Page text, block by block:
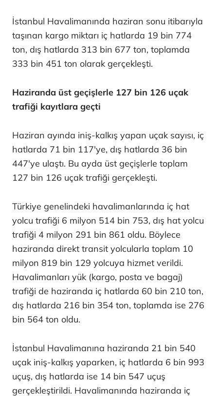
İstanbul Havalimanında haziran sonu itibarıyla
taşınan kargo miktarı iç hatlarda 19 bin 774
ton, dış hatlarda 313 bin 677 ton, toplamda
333 bin 451 ton olarak gerçekleşti.
Haziranda üst geçişlerle 127 bin 126 uçak
trafiği kayıtlara geçti
Haziran ayında iniş-kalkış yapan uçak sayısı, iç
hatlarda 71 bin 117'ye, dış hatlarda 36 bin
447'ye ulaştı. Bu ayda üst geçişlerle toplam
127 bin 126 uçak trafiği gerçekleşti.
Türkiye genelindeki havalimanlarında iç hat
yolcu trafiği 6 milyon 514 bin 753, dış hat yolcu
trafiği 4 milyon 291 bin 861 oldu. Böylece
haziranda direkt transit yolcularla toplam 10
milyon 819 bin 129 yolcuya hizmet verildi.
Havalimanları yük (kargo, posta ve bagaj)
trafiği de haziranda iç hatlarda 60 bin 210 ton,
dış hatlarda 216 bin 354 ton, toplamda ise 276
bin 564 ton oldu.
İstanbul Havalimanına haziranda 21 bin 540
uçak iniş-kalkış yaparken, iç hatlarda 6 bin 993
uçuş, dış hatlarda ise 14 bin 547 uçuş
gerçekleştirildi. Havalimanında haziranda iç